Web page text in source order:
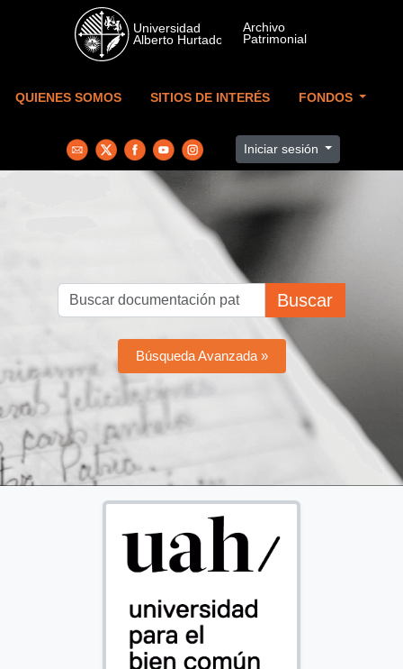
Skip to main content
QUIENES SOMOS SITIOS DE INTERÉS FONDOS
Iniciar sesión
Buscar
Búsqueda Avanzada »